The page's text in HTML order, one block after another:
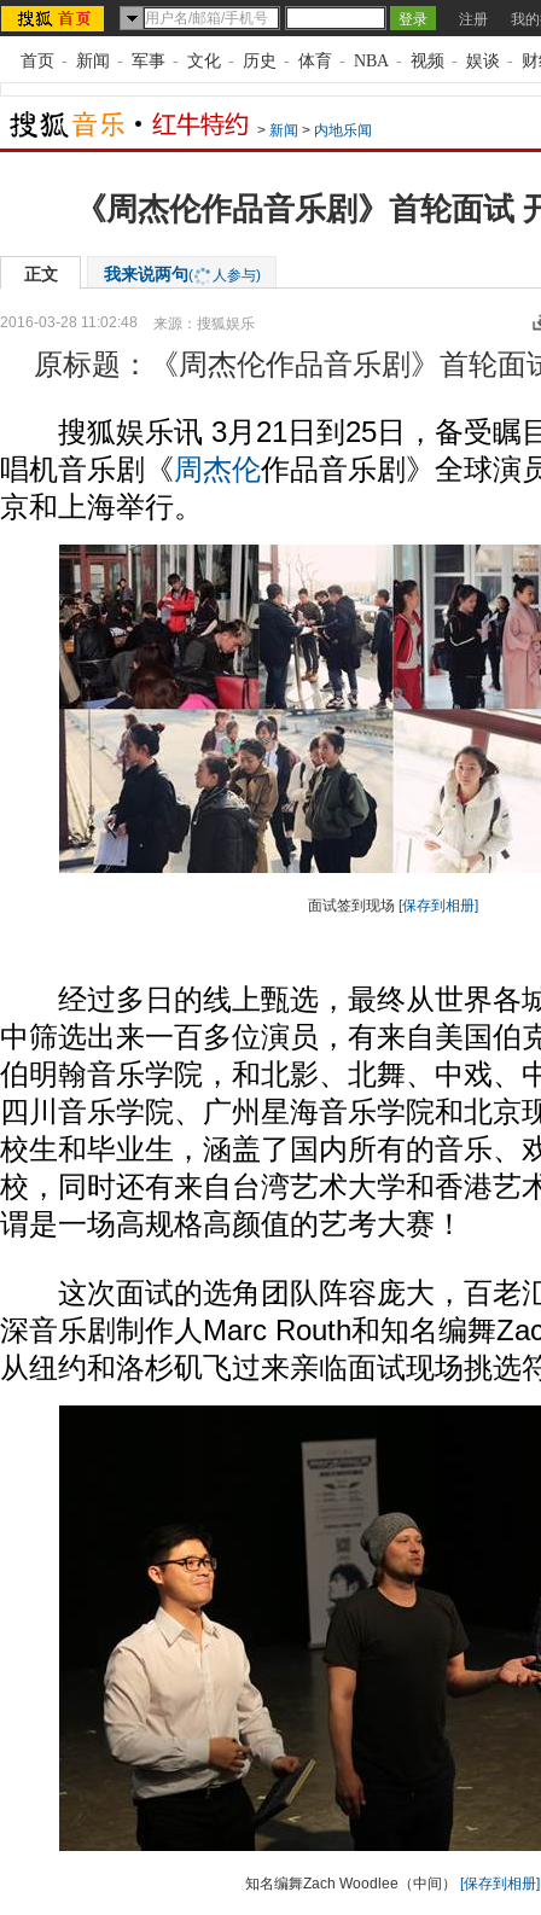
注册 我
首页 - 新闻 - 军事 - 文化 - 历史 - 体育 - NBA - 视频 - 娱谈 -
> 新闻 > 内地乐闻
《周杰伦作品音乐剧》首轮面试
正文 我来说两句( 人参与)
2016-03-28 11:02:48 来源： 搜狐娱乐
原标题：《周杰伦作品音乐剧》首轮面
搜狐娱乐讯 3月21日到25日，备受瞩
唱机音乐剧《周杰伦作品音乐剧》全球演
京和上海举行。
面试签到现场 [保存到相册]
经过多日的线上甄选，最终从世界各
中筛选出来一百多位演员，有来自美国伯
伯明翰音乐学院，和北影、北舞、中戏、
四川音乐学院、广州星海音乐学院和北京
校生和毕业生，涵盖了国内所有的音乐、
校，同时还有来自台湾艺术大学和香港艺
谓是一场高规格高颜值的艺考大赛！
这次面试的选角团队阵容庞大，百老
深音乐剧制作人Marc Routh和知名编舞
从纽约和洛杉矶飞过来亲临面试现场挑选
知名编舞Zach Woodlee（中间） [保存到相册]